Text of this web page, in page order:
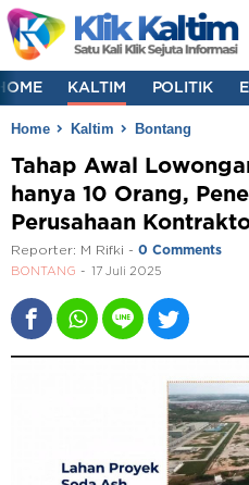
KALTIM POLITIK
Home Kaltim Bontang
Tahap Awal
hanya 10 Orang,
Perusahaan
Reporter: M Rifki - 0 Comments
BONTANG 17 Juli 2025